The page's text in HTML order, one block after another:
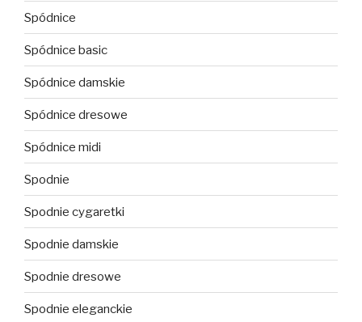
Spódnice
Spódnice basic
Spódnice damskie
Spódnice dresowe
Spódnice midi
Spodnie
Spodnie cygaretki
Spodnie damskie
Spodnie dresowe
Spodnie eleganckie